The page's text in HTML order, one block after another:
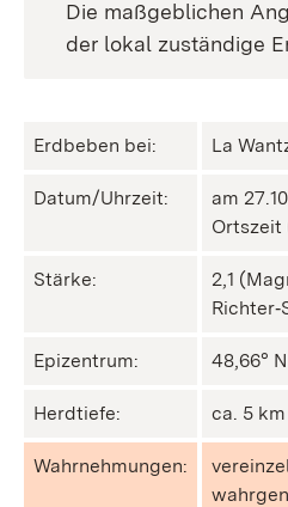
Die maßgeblichen
der lokal zuständige
Erdbeben bei: La
Datum/Uhrzeit:
am
Ortszeit
Stärke:
2,1
Epizentrum: 48,66° N
Herdtiefe: ca. 5
Wahrnehmungen: